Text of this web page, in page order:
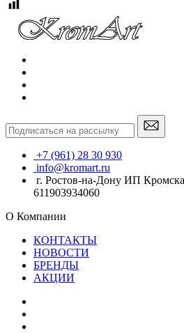
+7 (961) 28 30 930
info@kromart.ru
г. Ростов-на-Дону ИП
611903934060
О Компании
КОНТАКТЫ
НОВОСТИ
БРЕНДЫ
АКЦИИ